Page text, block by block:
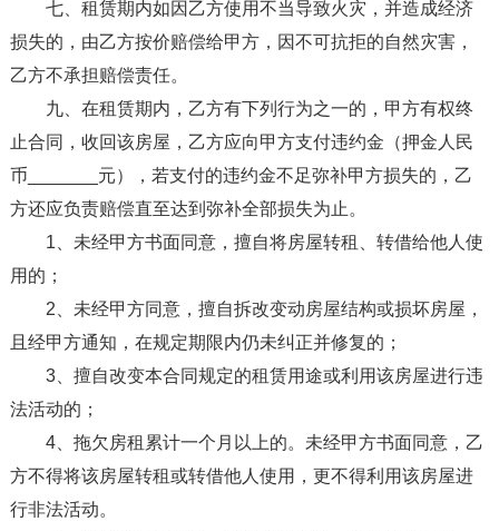
七、租赁期内如因乙方使用不当导致火灾，并造成经济
损失的，由乙方按价赔偿给甲方，因不可抗拒的自然灾害，
乙方不承担赔偿责任。
九、在租赁期内，乙方有下列行为之一的，甲方有权终
止合同，收回该房屋，乙方应向甲方支付违约金（押金人民
币_______元），若支付的违约金不足弥补甲方损失的，乙
方还应负责赔偿直至达到弥补全部损失为止。
1、未经甲方书面同意，擅自将房屋转租、转借给他人使
用的；
2、未经甲方同意，擅自拆改变动房屋结构或损坏房屋，
且经甲方通知，在规定期限内仍未纠正并修复的；
3、擅自改变本合同规定的租赁用途或利用该房屋进行违
法活动的；
4、拖欠房租累计一个月以上的。未经甲方书面同意，乙
方不得将该房屋转租或转借他人使用，更不得利用该房屋进
行非法活动。